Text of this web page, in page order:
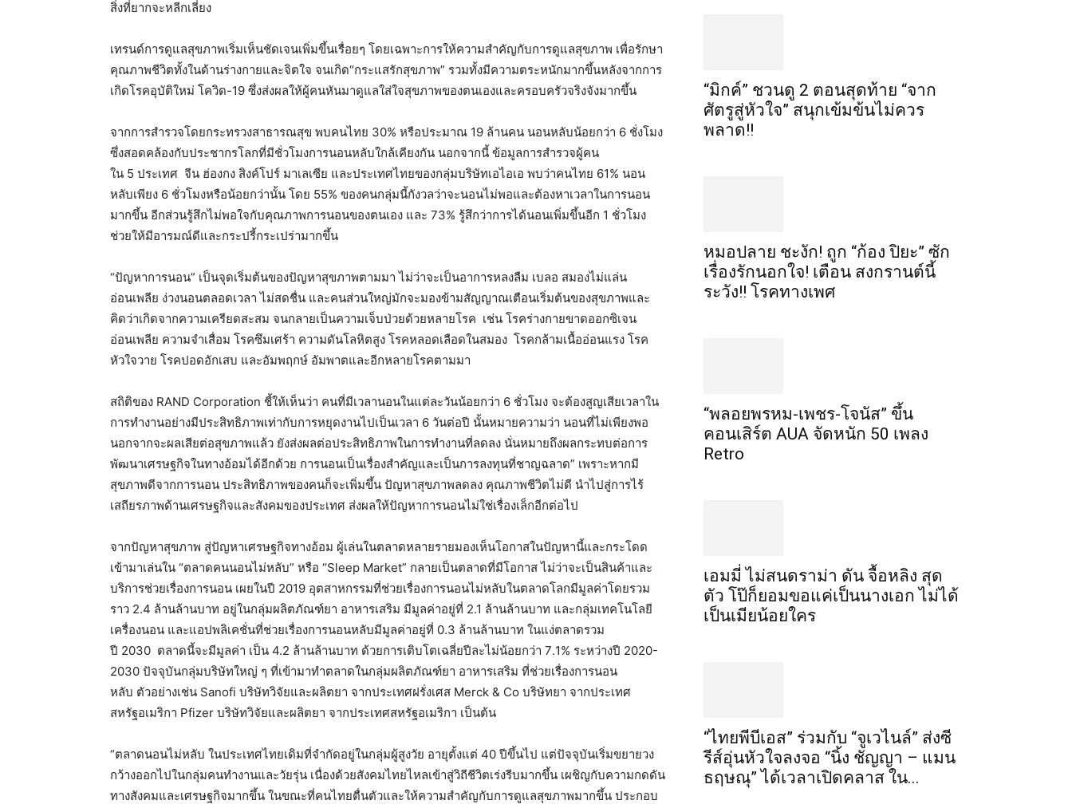
สิ่งที่ยากจะหลีกเลี่ยง
เทรนด์การดูแลสุขภาพเริ่มเห็นชัดเจนเพิ่มขึ้นเรื่อยๆ โดยเฉพาะการให้ความสำคัญกับการดูแลสุขภาพ เพื่อรักษา
คุณภาพชีวิตทั้งในด้านร่างกายและจิตใจ จนเกิด“กระแสรักสุขภาพ” รวมทั้งมีความตระหนักมากขึ้นหลังจากการ
เกิดโรคอุบัติใหม่ โควิด-19 ซึ่งส่งผลให้ผู้คนหันมาดูแลใส่ใจสุขภาพของตนเองและครอบครัวจริงจังมากขึ้น
จากการสำรวจโดยกระทรวงสาธารณสุข พบคนไทย 30% หรือประมาณ 19 ล้านคน นอนหลับน้อยกว่า 6 ชั่งโมง
ซึ่งสอดคล้องกับประชากรโลกที่มีชั่วโมงการนอนหลับใกล้เคียงกัน นอกจากนี้ ข้อมูลการสำรวจผู้คน
ใน 5 ประเทศ จีน ฮ่องกง สิงค์โปร์ มาเลเซีย และประเทศไทยของกลุ่มบริษัทเอไอเอ พบว่าคนไทย 61% นอน
หลับเพียง 6 ชั่วโมงหรือน้อยกว่านั้น โดย 55% ของคนกลุ่มนี้กังวลว่าจะนอนไม่พอและต้องหาเวลาในการนอน
มากขึ้น อีกส่วนรู้สึกไม่พอใจกับคุณภาพการนอนของตนเอง และ 73% รู้สึกว่าการได้นอนเพิ่มขึ้นอีก 1 ชั่วโมง
ช่วยให้มีอารมณ์ดีและกระปรี้กระเปร่ามากขึ้น
“ปัญหาการนอน” เป็นจุดเริ่มต้นของปัญหาสุขภาพตามมา ไม่ว่าจะเป็นอาการหลงลืม เบลอ สมองไม่แล่น
อ่อนเพลีย ง่วงนอนตลอดเวลา ไม่สดชื่น และคนส่วนใหญ่มักจะมองข้ามสัญญาณเตือนเริ่มต้นของสุขภาพและ
คิดว่าเกิดจากความเครียดสะสม จนกลายเป็นความเจ็บป่วยด้วยหลายโรค เช่น โรคร่างกายขาดออกซิเจน
อ่อนเพลีย ความจำเสื่อม โรคซึมเศร้า ความดันโลหิตสูง โรคหลอดเลือดในสมอง โรคกล้ามเนื้ออ่อนแรง โรค
หัวใจวาย โรคปอดอักเสบ และอัมพฤกษ์ อัมพาตและอีกหลายโรคตามมา
สถิติของ RAND Corporation ชี้ให้เห็นว่า คนที่มีเวลานอนในแต่ละวันน้อยกว่า 6 ชั่วโมง จะต้องสูญเสียเวลาใน
การทำงานอย่างมีประสิทธิภาพเท่ากับการหยุดงานไปเป็นเวลา 6 วันต่อปี นั้นหมายความว่า นอนที่ไม่เพียงพอ
นอกจากจะผลเสียต่อสุขภาพแล้ว ยังส่งผลต่อประสิทธิภาพในการทำงานที่ลดลง นั่นหมายถึงผลกระทบต่อการ
พัฒนาเศรษฐกิจในทางอ้อมได้อีกด้วย การนอนเป็นเรื่องสำคัญและเป็นการลงทุนที่ชาญฉลาด” เพราะหากมี
สุขภาพดีจากการนอน ประสิทธิภาพของคนก็จะเพิ่มขึ้น ปัญหาสุขภาพลดลง คุณภาพชีวิตไม่ดี นำไปสู่การไร้
เสถียรภาพด้านเศรษฐกิจและสังคมของประเทศ ส่งผลให้ปัญหาการนอนไม่ใช่เรื่องเล็กอีกต่อไป
จากปัญหาสุขภาพ สู่ปัญหาเศรษฐกิจทางอ้อม ผู้เล่นในตลาดหลายรายมองเห็นโอกาสในปัญหานี้และกระโดด
เข้ามาเล่นใน “ตลาดคนนอนไม่หลับ” หรือ “Sleep Market” กลายเป็นตลาดที่มีโอกาส ไม่ว่าจะเป็นสินค้าและ
บริการช่วยเรื่องการนอน เผยในปี 2019 อุตสาหกรรมที่ช่วยเรื่องการนอนไม่หลับในตลาดโลกมีมูลค่าโดยรวม
ราว 2.4 ล้านล้านบาท อยู่ในกลุ่มผลิตภัณฑ์ยา อาหารเสริม มีมูลค่าอยู่ที่ 2.1 ล้านล้านบาท และกลุ่มเทคโนโลยี
เครื่องนอน และแอปพลิเคชั่นที่ช่วยเรื่องการนอนหลับมีมูลค่าอยู่ที่ 0.3 ล้านล้านบาท ในแง่ตลาดรวม
ปี 2030 ตลาดนี้จะมีมูลค่า เป็น 4.2 ล้านล้านบาท ด้วยการเติบโตเฉลี่ยปีละไม่น้อยกว่า 7.1% ระหว่างปี 2020-
2030 ปัจจุบันกลุ่มบริษัทใหญ่ ๆ ที่เข้ามาทำตลาดในกลุ่มผลิตภัณฑ์ยา อาหารเสริม ที่ช่วยเรื่องการนอน
หลับ ตัวอย่างเช่น Sanofi บริษัทวิจัยและผลิตยา จากประเทศฝรั่งเศส Merck & Co บริษัทยา จากประเทศ
สหรัฐอเมริกา Pfizer บริษัทวิจัยและผลิตยา จากประเทศสหรัฐอเมริกา เป็นต้น
“ตลาดนอนไม่หลับ ในประเทศไทยเดิมที่จำกัดอยู่ในกลุ่มผู้สูงวัย อายุตั้งแต่ 40 ปีขึ้นไป แต่ปัจจุบันเริ่มขยายวง
กว้างออกไปในกลุ่มคนทำงานและวัยรุ่น เนื่องด้วยสังคมไทยไหลเข้าสู่วิถีชีวิตเร่งรีบมากขึ้น เผชิญกับความกดดัน
ทางสังคมและเศรษฐกิจมากขึ้น ในขณะที่คนไทยตื่นตัวและให้ความสำคัญกับการดูแลสุขภาพมากขึ้น ประกอบ
“มิกค์” ชวนดู 2 ตอนสุดท้าย “จาก
ศัตรูสู่หัวใจ” สนุกเข้มข้นไม่ควร
พลาด!!
หมอปลาย ชะงัก! ถูก “ก้อง ปิยะ” ซัก
เรื่องรักนอกใจ! เตือน สงกรานต์นี้
ระวัง!! โรคทางเพศ
“พลอยพรหม-เพชร-โจนัส” ขึ้น
คอนเสิร์ต AUA จัดหนัก 50 เพลง
Retro
เอมมี่ ไม่สนดราม่า ดัน จื้อหลิง สุด
ตัว โป๊ก็ยอมขอแค่เป็นนางเอก ไม่ได้
เป็นเมียน้อยใคร
“ไทยพีบีเอส” ร่วมกับ “จูเวไนล์” ส่งซี
รีส์อุ่นหัวใจลงจอ “นิ้ง ชัญญา – แมน
ธฤษณุ” ได้เวลาเปิดคลาส ใน...